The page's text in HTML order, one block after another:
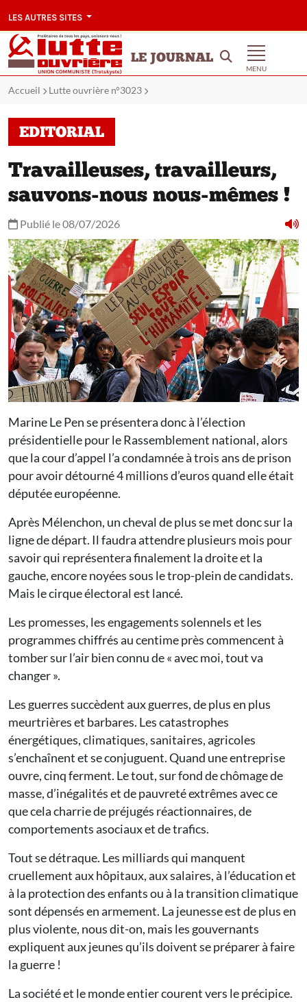
LES AUTRES SITES
LE JOURNAL
MENU
Accueil Lutte ouvrière n°3023
EDITORIAL
Travailleuses, travailleurs,
sauvons-nous nous-mêmes !
Publié le 08/07/2026
Marine Le Pen se présentera donc à l’élection
présidentielle pour le Rassemblement national, alors
que la cour d’appel l’a condamnée à trois ans de prison
pour avoir détourné 4 millions d’euros quand elle était
députée européenne.
Après Mélenchon, un cheval de plus se met donc sur la
ligne de départ. Il faudra attendre plusieurs mois pour
savoir qui représentera finalement la droite et la
gauche, encore noyées sous le trop-plein de candidats.
Mais le cirque électoral est lancé.
Les promesses, les engagements solennels et les
programmes chiffrés au centime près commencent à
tomber sur l’air bien connu de « avec moi, tout va
changer ».
Les guerres succèdent aux guerres, de plus en plus
meurtrières et barbares. Les catastrophes
énergétiques, climatiques, sanitaires, agricoles
s’enchaînent et se conjuguent. Quand une entreprise
ouvre, cinq ferment. Le tout, sur fond de chômage de
masse, d’inégalités et de pauvreté extrêmes avec ce
que cela charrie de préjugés réactionnaires, de
comportements asociaux et de trafics.
Tout se détraque. Les milliards qui manquent
cruellement aux hôpitaux, aux salaires, à l’éducation et
à la protection des enfants ou à la transition climatique
sont dépensés en armement. La jeunesse est de plus en
plus violente, nous dit-on, mais les gouvernants
expliquent aux jeunes qu’ils doivent se préparer à faire
la guerre !
La société et le monde entier courent vers le précipice.